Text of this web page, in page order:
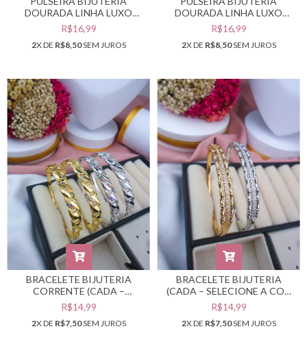
DOURADA LINHA LUXO
CRAVEJADA CORAÇÕES
#PB0302833
R$16,99
2X DE R$8,50SEM JUROS
DOURADA LINHA LUXO
QUADRADA #PB0302832
R$16,99
2X DE R$8,50SEM JUROS
BRACELETE BIJUTERIA
CORRENTE (CADA –
SELECIONE A COR
DESEJADA) #PB0302759
R$14,99
2X DE R$7,50SEM JUROS
BRACELETE BIJUTERIA
(CADA – SELECIONE A COR
DESEJADA) #PB0302697
R$14,99
2X DE R$7,50SEM JUROS